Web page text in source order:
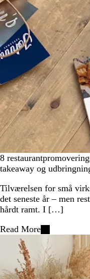
8
takeaway og
Tilværelsen for små
det seneste år – men
hårdt ramt. I […]
Read More